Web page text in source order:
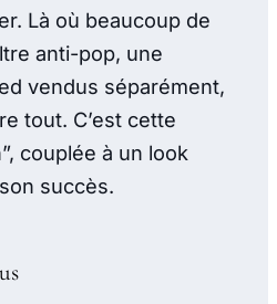
Là où beaucoup de
anti-pop, une
vendus séparément,
tout. C’est cette
couplée à un look
succès.